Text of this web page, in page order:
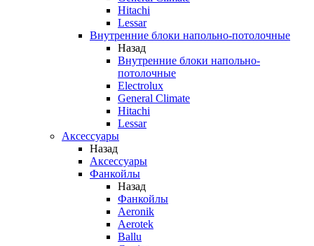
Hitachi
Lessar
Внутренние блоки напольно-потолочные
Назад
Внутренние блоки напольно-
потолочные
Electrolux
General Climate
Hitachi
Lessar
Аксессуары
Назад
Аксессуары
Фанкойлы
Назад
Фанкойлы
Aeronik
Aerotek
Ballu